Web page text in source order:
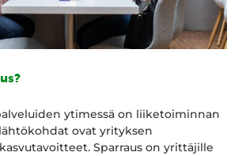
ytimessä on liiketoiminnan
ovat yrityksen
Sparraus on yrittäjille